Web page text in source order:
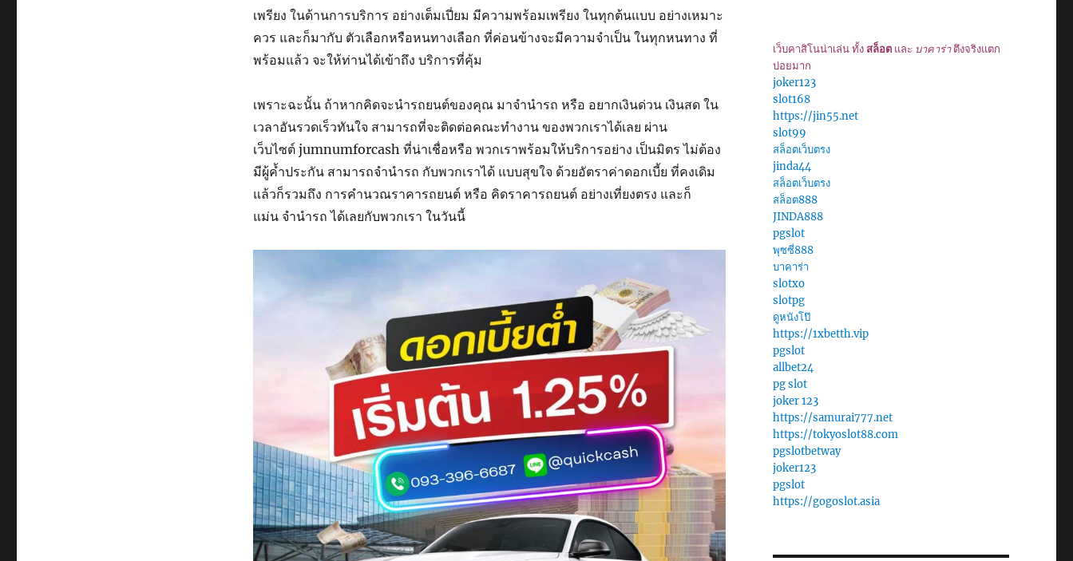
เพรียง ในด้านการบริการ อย่างเต็มเปี่ยม มีความพร้อมเพรียง ในทุกต้นแบบ อย่างเหมาะ
ควร และก็มากับ ตัวเลือกหรือหนทางเลือก ที่ค่อนข้างจะมีความจำเป็น ในทุกหนทาง ที่
พร้อมแล้ว จะให้ท่านได้เข้าถึง บริการที่คุ้ม
เพราะฉะนั้น ถ้าหากคิดจะนำรถยนต์ของคุณ มาจำนำรถ หรือ อยากเงินด่วน เงินสด ใน
เวลาอันรวดเร็วทันใจ สามารถที่จะติดต่อคณะทำงาน ของพวกเราได้เลย ผ่าน
เว็บไซต์ jumnumforcash ที่น่าเชื่อหรือ พวกเราพร้อมให้บริการอย่าง เป็นมิตร ไม่ต้อง
มีผู้ค้ำประกัน สามารถจำนำรถ กับพวกเราได้ แบบสุขใจ ด้วยอัตราค่าดอกเบี้ย ที่คงเดิม
แล้วก็รวมถึง การคำนวณราคารถยนต์ หรือ คิดราคารถยนต์ อย่างเที่ยงตรง และก็
แม่น จำนำรถได้เลยกับพวกเรา ในวันนี้
เว็บคาสิโนน่าเล่น ทั้งสล็อตและ บาคาร่าตึงจริงแตก
บ่อยมาก
joker123
slot168
https://jin55.net
slot99
สล็อตเว็บตรง
jinda44
สล็อตเว็บตรง
สล็อต888
JINDA888
pgslot
พุซซี่888
บาคาร่า
slotxo
slotpg
ดูหนังโป๊
https://1xbetth.vip
pgslot
allbet24
pg slot
joker 123
https://samurai777.net
https://tokyoslot88.com
pgslotbetway
joker123
pgslot
https://gogoslot.asia